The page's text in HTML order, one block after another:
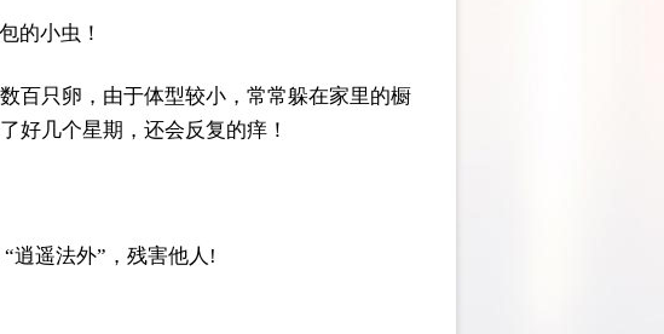
的小虫！
百只卵，由于体型较小，常常躲在家里的橱
好几个星期，还会反复的痒！
逍遥法外”，残害他人!